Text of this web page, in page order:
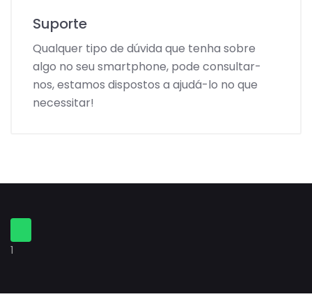
Suporte
Qualquer tipo de dúvida que tenha sobre
algo no seu smartphone, pode consultar-
nos, estamos dispostos a ajudá-lo no que
necessitar!
1